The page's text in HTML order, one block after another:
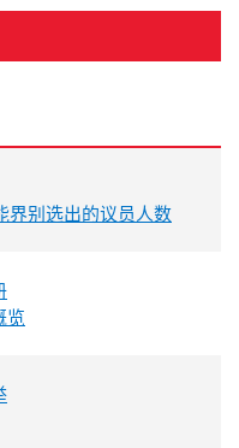
界别选出的议员人数
览